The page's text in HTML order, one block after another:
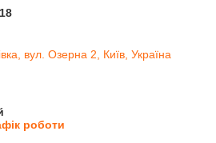
вул. Озерна 2, Київ, Україна
роботи